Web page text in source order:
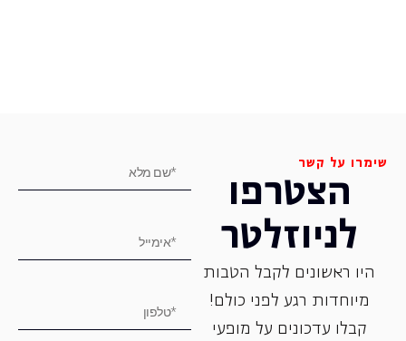
שימרו על קשר
הצטרפו
לניוזלטר
היו ראשונים לקבל הטבות
מיוחדות רגע לפני כולם!
קבלו עדכונים על מופעי